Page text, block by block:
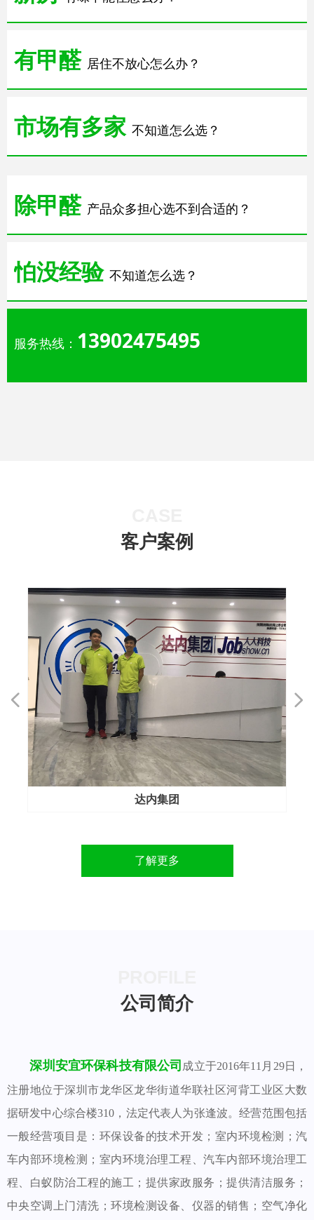
公司简介
深圳安宜环保科技有限公司 成立于2016年11月29日，
注册地位于深圳市龙华区龙华街道华联社区河背工业区大数
据研发中心综合楼310，法定代表人为张逢波。经营范围包括
一般经营项目是：环保设备的技术开发；室内环境检测；汽
车内部环境检测；室内环境治理工程、汽车内部环境治理工
程、白蚁防治工程的施工；提供家政服务；提供清洁服务；
中央空调上门清洗；环境检测设备、仪器的销售；空气净化
有甲醛 居住不放心怎么办？
市场有多家 不知道怎么选？
除甲醛 产品众多担心选不到合适的？
怕没经验 不知道怎么选？
服务热线： 13902475495
客户案例
넳 넲
了解更多